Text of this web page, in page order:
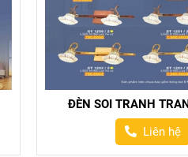
ĐÈN SOI TRANH
Liên hệ